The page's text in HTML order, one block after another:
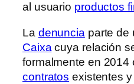
al usuario productos
La denuncia parte de
Caixa cuya relación
formalmente en 2014
contratos existentes